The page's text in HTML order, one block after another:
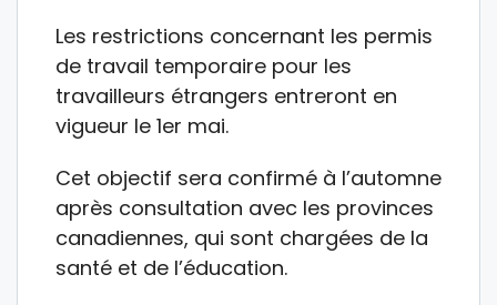
Les restrictions concernant les permis
de travail temporaire pour les
travailleurs étrangers entreront en
vigueur le 1er mai.
Cet objectif sera confirmé à l’automne
après consultation avec les provinces
canadiennes, qui sont chargées de la
santé et de l’éducation.